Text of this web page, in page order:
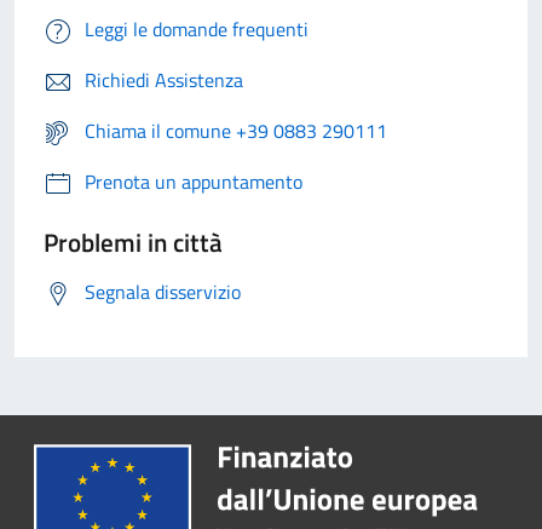
Leggi le domande frequenti
Richiedi Assistenza
Chiama il comune +39 0883 290111
Prenota un appuntamento
Problemi in città
Segnala disservizio